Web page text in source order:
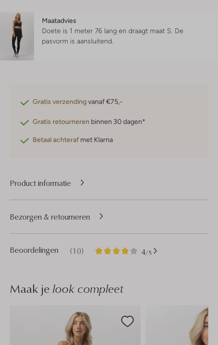
Maatadvies
Doete is 1 meter 76 lang en draagt maat S. De
pasvorm is aansluitend
Gratis verzendingvanaf €75,-
Gratis retourneren binnen 30 dagen*
Betaal achteraf met Klarna
Product informatie
Beoordelingen (10) 4/5
10
4
Bezorgen & retourneren
Maak je look compleet